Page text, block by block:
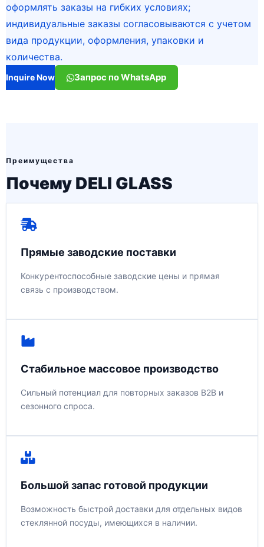
оформлять заказы на гибких условиях;
индивидуальные заказы согласовываются с учетом
вида продукции, оформления, упаковки и
количества.
Inquire Now Запрос по WhatsApp
Преимущества
Почему DELI GLASS
Прямые заводские поставки
Конкурентоспособные заводские цены и прямая
связь с производством.
Стабильное массовое производство
Сильный потенциал для повторных заказов B2B и
сезонного спроса.
Большой запас готовой продукции
Возможность быстрой доставки для отдельных видов
стеклянной посуды, имеющихся в наличии.